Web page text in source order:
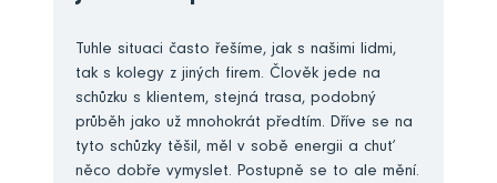
Tuhle situaci často řešíme, jak s našimi lidmi,
tak s kolegy z jiných firem. Člověk jede na
schůzku s klientem, stejná trasa, podobný
průběh jako už mnohokrát předtím. Dříve se na
tyto schůzky těšil, měl v sobě energii a chuť
něco dobře vymyslet. Postupně se to ale mění.